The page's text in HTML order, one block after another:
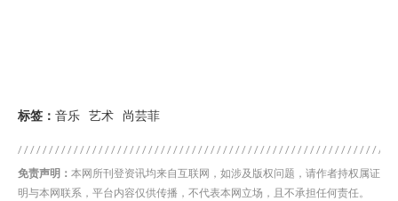
标签： 音乐 艺术 尚芸菲
免责声明： 本网所刊登资讯均来自互联网，如涉及版权问题，请作者持权属证
明与本网联系，平台内容仅供传播，不代表本网立场，且不承担任何责任。